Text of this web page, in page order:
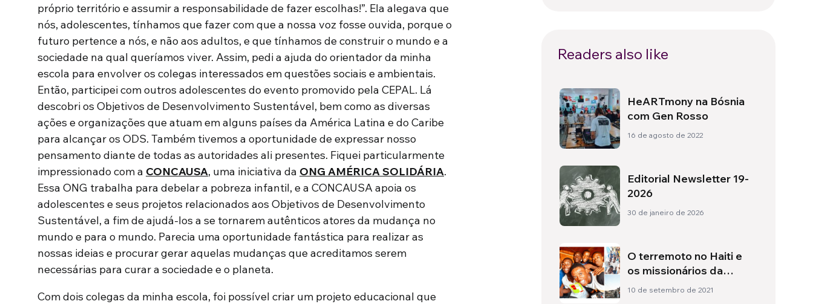
próprio território e assumir a responsabilidade de fazer escolhas!”. Ela alegava que
nós, adolescentes, tínhamos que fazer com que a nossa voz fosse ouvida, porque o
futuro pertence a nós, e não aos adultos, e que tínhamos de construir o mundo e a
sociedade na qual queríamos viver. Assim, pedi a ajuda do orientador da minha
escola para envolver os colegas interessados ​​em questões sociais e ambientais.
Então, participei com outros adolescentes do evento promovido pela CEPAL. Lá
descobri os Objetivos de Desenvolvimento Sustentável, bem como as diversas
ações e organizações que atuam em alguns países da América Latina e do Caribe
para alcançar os ODS. Também tivemos a oportunidade de expressar nosso
pensamento diante de todas as autoridades ali presentes. Fiquei particularmente
impressionado com a CONCAUSA, uma iniciativa da ONG AMÉRICA SOLIDÁRIA.
Essa ONG trabalha para debelar a pobreza infantil, e a CONCAUSA apoia os
adolescentes e seus projetos relacionados aos Objetivos de Desenvolvimento
Sustentável, a fim de ajudá-los a se tornarem autênticos atores da mudança no
mundo e para o mundo. Parecia uma oportunidade fantástica para realizar as
nossas ideias e procurar gerar aquelas mudanças que acreditamos serem
necessárias para curar a sociedade e o planeta.
Com dois colegas da minha escola, foi possível criar um projeto educacional que
Readers also like
HeARTmony na Bósnia
com Gen Rosso
16 de agosto de 2022
Editorial Newsletter 19-
2026
30 de janeiro de 2026
O terremoto no Haiti e
os missionários da
Missão Belém
10 de setembro de 2021